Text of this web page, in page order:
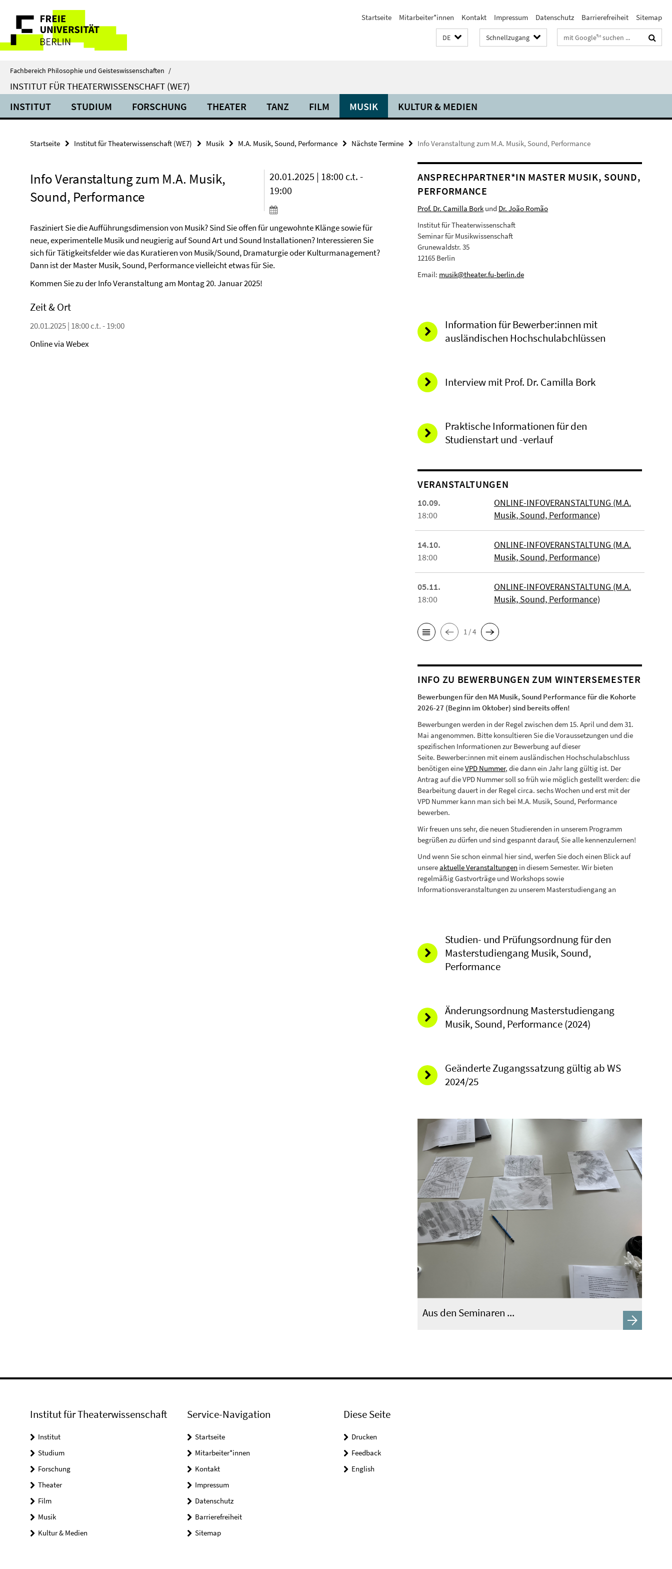
direkt
Inhalt
Service-
Navigation
Startseite Mitarbeiter*innen Kontakt Impressum Datenschutz Barrierefreiheit Sitemap
DE Schnellzugang Suchbegriffe
Fachbereich Philosophie und Geisteswissenschaften /
INSTITUT FÜR THEATERWISSENSCHAFT (WE7)
INSTITUT STUDIUM FORSCHUNG THEATER TANZ FILM MUSIK KULTUR & MEDIEN
Startseite Institut für Theaterwissenschaft (WE7) Musik M.A. Musik, Sound, Performance Nächste Termine Info Veranstaltung zum M.A. Musik, Sound, Performance
Info Veranstaltung zum M.A. Musik,
Sound, Performance
20.01.2025 | 18:00 c.t. -
19:00
Fasziniert Sie die Aufführungsdimension von Musik? Sind Sie offen für ungewohnte Klänge sowie für
neue, experimentelle Musik und neugierig auf Sound Art und Sound Installationen? Interessieren Sie
sich für Tätigkeitsfelder wie das Kuratieren von Musik/Sound, Dramaturgie oder Kulturmanagement?
Dann ist der Master Musik, Sound, Performance vielleicht etwas für Sie.
Kommen Sie zu der Info Veranstaltung am Montag 20. Januar 2025!
Zeit & Ort
20.01.2025 | 18:00 c.t. - 19:00
Online via Webex
ANSPRECHPARTNER*IN MASTER MUSIK, SOUND,
PERFORMANCE
Prof. Dr. Camilla Bork und Dr. João Romão
Institut für Theaterwissenschaft
Seminar für Musikwissenschaft
Grunewaldstr. 35
12165 Berlin
Email: musik@theater.fu-berlin.de
Information für Bewerber:innen mit
ausländischen Hochschulabchlüssen
Interview mit Prof. Dr. Camilla Bork
Praktische Informationen für den
Studienstart und -verlauf
VERANSTALTUNGEN
10.09.
18:00
ONLINE-INFOVERANSTALTUNG (M.A.
Musik, Sound, Performance)
14.10.
18:00
ONLINE-INFOVERANSTALTUNG (M.A.
Musik, Sound, Performance)
05.11.
18:00
ONLINE-INFOVERANSTALTUNG (M.A.
Musik, Sound, Performance)
1 / 4
INFO ZU BEWERBUNGEN ZUM WINTERSEMESTER
Bewerbungen für den MA Musik, Sound Performance für die Kohorte
2026-27 (Beginn im Oktober) sind bereits offen!
Bewerbungen werden in der Regel zwischen dem 15. April und dem 31.
Mai angenommen. Bitte konsultieren Sie die Voraussetzungen und die
spezifischen Informationen zur Bewerbung auf dieser
Seite. Bewerber:innen mit einem ausländischen Hochschulabschluss
benötigen eineVPD Nummer, die dann ein Jahr lang gültig ist. Der
Antrag auf die VPD Nummer soll so früh wie möglich gestellt werden: die
Bearbeitung dauert in der Regel circa. sechs Wochen und erst mit der
VPD Nummer kann man sich bei M.A. Musik, Sound, Performance
bewerben.
Wir freuen uns sehr, die neuen Studierenden in unserem Programm
begrüßen zu dürfen und sind gespannt darauf, Sie alle kennenzulernen!
Und wenn Sie schon einmal hier sind, werfen Sie doch einen Blick auf
unsereaktuelle Veranstaltungen in diesem Semester. Wir bieten
regelmäßig Gastvorträge und Workshops sowie
Informationsveranstaltungen zu unserem Masterstudiengang an
Studien- und Prüfungsordnung für den
Masterstudiengang Musik, Sound,
Performance
Änderungsordnung Masterstudiengang
Musik, Sound, Performance (2024)
Geänderte Zugangssatzung gültig ab WS
2024/25
Aus den Seminaren ...
Institut für Theaterwissenschaft
Institut
Studium
Forschung
Theater
Film
Musik
Kultur & Medien
Service-Navigation
Startseite
Mitarbeiter*innen
Kontakt
Impressum
Datenschutz
Barrierefreiheit
Sitemap
Diese Seite
Drucken
Feedback
English